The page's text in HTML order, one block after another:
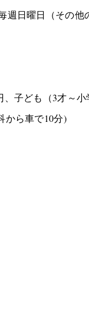
日曜日（その他
子ども（3才～小
ら車で10分)